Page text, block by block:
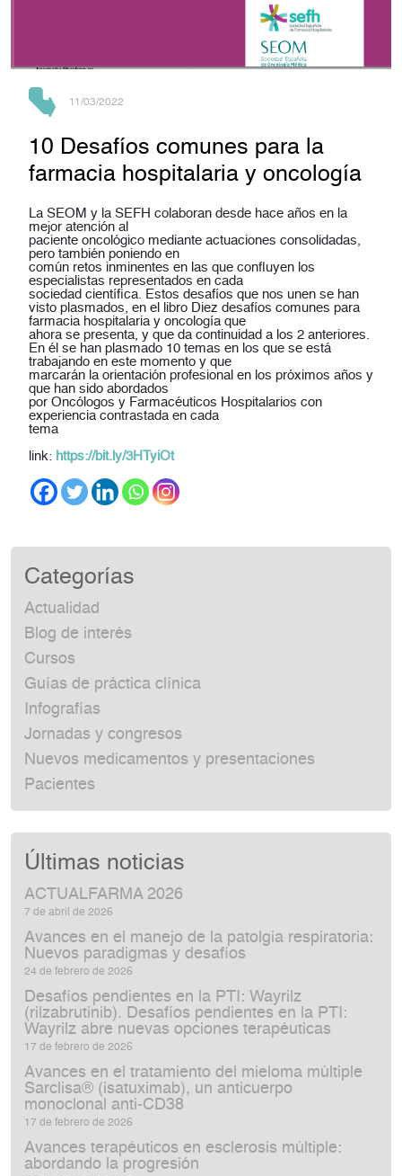
11/03/2022
10 Desafíos comunes para la
farmacia hospitalaria y oncología
La SEOM y la SEFH colaboran desde hace años en la
mejor atención al
paciente oncológico mediante actuaciones consolidadas,
pero también poniendo en
común retos inminentes en las que confluyen los
especialistas representados en cada
sociedad científica. Estos desafíos que nos unen se han
visto plasmados, en el libro Diez desafíos comunes para
farmacia hospitalaria y oncología que
ahora se presenta, y que da continuidad a los 2 anteriores.
En él se han plasmado 10 temas en los que se está
trabajando en este momento y que
marcarán la orientación profesional en los próximos años y
que han sido abordados
por Oncólogos y Farmacéuticos Hospitalarios con
experiencia contrastada en cada
tema
link: https://bit.ly/3HTyiOt
Categorías
Actualidad
Blog de interés
Cursos
Guías de práctica clínica
Infografías
Jornadas y congresos
Nuevos medicamentos y presentaciones
Pacientes
Últimas noticias
ACTUALFARMA 2026
7 de abril de 2026
Avances en el manejo de la patolgia respiratoria:
Nuevos paradigmas y desafíos
24 de febrero de 2026
Desafíos pendientes en la PTI: Wayrilz
(rilzabrutinib). Desafíos pendientes en la PTI:
Wayrilz abre nuevas opciones terapéuticas
17 de febrero de 2026
Avances en el tratamiento del mieloma múltiple
Sarclisa® (isatuximab), un anticuerpo
monoclonal anti‑CD38
17 de febrero de 2026
Avances terapéuticos en esclerosis múltiple:
abordando la progresión